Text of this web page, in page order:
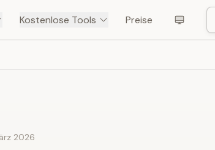
Kostenlose Tools Preise
2026